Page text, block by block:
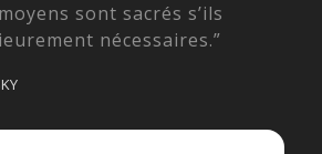
sont sacrés s’ils
nécessaires.”